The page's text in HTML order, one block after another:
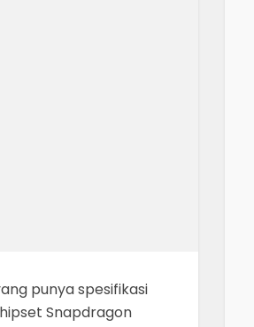
punya spesifikasi
Snapdragon